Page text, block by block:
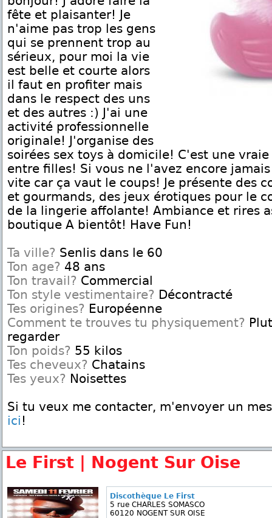
fête et plaisanter! Je
n'aime pas trop les gens
qui se prennent trop au
sérieux, pour moi la vie
est belle et courte alors
il faut en profiter mais
dans le respect des uns
et des autres :) J'ai une
activité professionnelle
originale! J'organise des
soirées sex toys à domicile! C'est une
entre filles! Si vous ne l'avez encore
vite car ça vaut le coups! Je présente des
et gourmands, des jeux érotiques pour le
de la lingerie affolante! Ambiance et rires
boutique A bientôt! Have Fun!
Ta ville? Senlis dans le 60
Ton age? 48 ans
Ton travail? Commercial
Ton style vestimentaire? Décontracté
Tes origines? Européenne
Comment te trouves tu physiquement?
regarder
Ton poids? 55 kilos
Tes cheveux? Chatains
Tes yeux? Noisettes
Si tu veux me contacter, m'envoyer un
ici !
Le First | Nogent Sur Oise
Discothèque Le First
5 rue CHARLES SOMASCO
60120 NOGENT SUR OISE